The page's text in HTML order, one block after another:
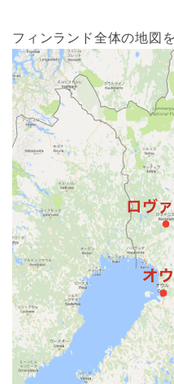
フィンランド全体の地図